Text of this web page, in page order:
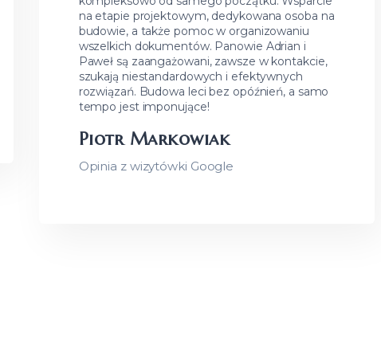
na etapie projektowym, dedykowana osoba na
budowie, a także pomoc w organizowaniu
wszelkich dokumentów. Panowie Adrian i
Paweł są zaangażowani, zawsze w kontakcie,
szukają niestandardowych i efektywnych
rozwiązań. Budowa leci bez opóźnień, a samo
tempo jest imponujące!
Piotr Markowiak
Opinia z wizytówki Google